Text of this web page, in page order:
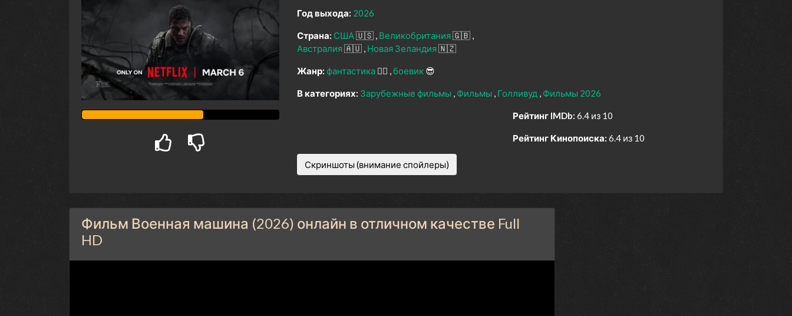
Год выхода: 2026
Страна: США🇺🇸 Великобритания🇬🇧
Австралия🇦🇺 Новая Зеландия🇳🇿
Жанр: фантастика 🧙‍♀️ боевик 😎
В категориях: Зарубежные фильмы Фильмы Голливуд Фильмы 2026
Рейтинг IMDb: 6.4 из 10
Рейтинг Кинопоиска: 6.4 из 10
Скриншоты (внимание спойлеры)
Фильм Военная машина (2026) онлайн в отличном качестве Full
HD